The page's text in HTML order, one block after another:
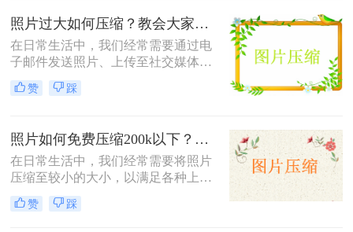
么压缩呢？以下是四种常用的图片压
缩方法，帮助您轻松解决这一问题。
照片过大如何压缩？教会大家这4种压缩方法！
在日常生活中，我们经常需要通过电
子邮件发送照片、上传至社交媒体或
用于网页设计等。然而，原始照片文
件通常较大，这不仅会占用大量存储
何压缩变得尤为重要。以下是四种常
用的图片压缩方法，帮助您轻松解决
这一问题。
赞 踩
照片如何免费压缩200k以下？快来学习这3种压缩方法！
在日常生活中，我们经常需要将照片
压缩至较小的大小，以满足各种上
传、分享或存储的需求。那么照片如
何免费压缩200k以下呢？本文将介绍
赞 踩